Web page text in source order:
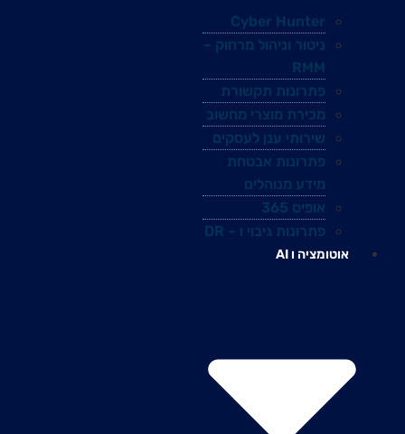
Cyber Hunter
ניטור וניהול מרחוק –
RMM
פתרונות תקשורת
מכירת מוצרי מחשוב
שירותי ענן לעסקים
פתרונות אבטחת
מידע מנוהלים
אופיס 365
פתרונות גיבוי ו – DR
אוטומציה ו AI